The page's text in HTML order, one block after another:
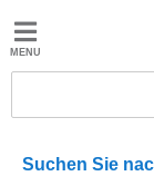
Jobted
Gehalt
Suchen Sie